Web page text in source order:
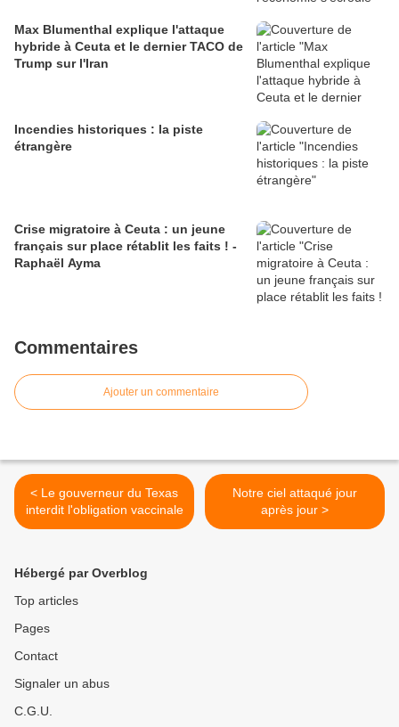
Max Blumenthal explique l'attaque
hybride à Ceuta et le dernier TACO de
Trump sur l'Iran
Incendies historiques : la piste
étrangère
Crise migratoire à Ceuta : un jeune
français sur place rétablit les faits ! -
Raphaël Ayma
Commentaires
Ajouter un commentaire
< Le gouverneur du Texas
interdit l'obligation vaccinale
Notre ciel attaqué jour
après jour >
Hébergé par Overblog
Top articles
Pages
Contact
Signaler un abus
C.G.U.